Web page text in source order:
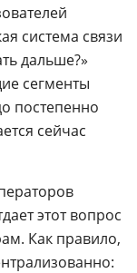
система связи
дальше?»
сегменты
постепенно
сейчас
этот вопрос
. Как правило,